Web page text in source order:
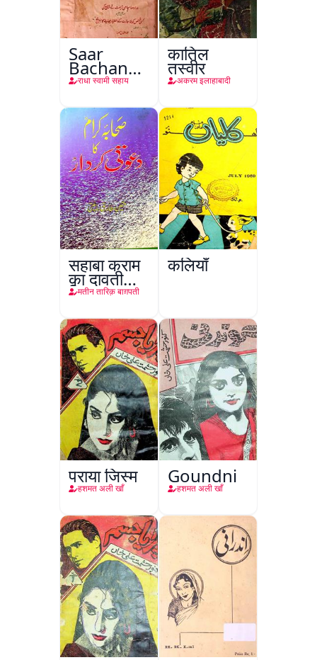
Saar
Bachan
Nasr
राधा स्वामी सहाय
कातिल
तस्वीर
अकरम इलाहाबादी
सहाबा कराम
का दावती
किरदार
मतीन तारिक़ बाग़पती
कलियाँ
पराया जिस्म
हशमत अली खाँ
Goundni
हशमत अली खाँ